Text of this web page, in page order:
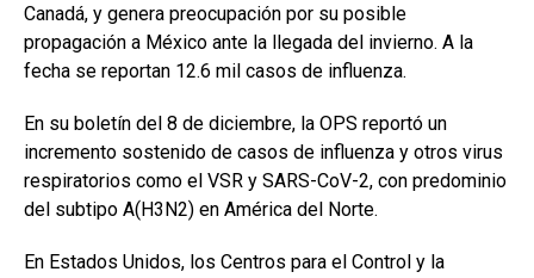
Canadá, y genera preocupación por su posible
propagación a México ante la llegada del invierno. A la
fecha se reportan 12.6 mil casos de influenza.
En su boletín del 8 de diciembre, la OPS reportó un
incremento sostenido de casos de influenza y otros virus
respiratorios como el VSR y SARS-CoV-2, con predominio
del subtipo A(H3N2) en América del Norte.
En Estados Unidos, los Centros para el Control y la